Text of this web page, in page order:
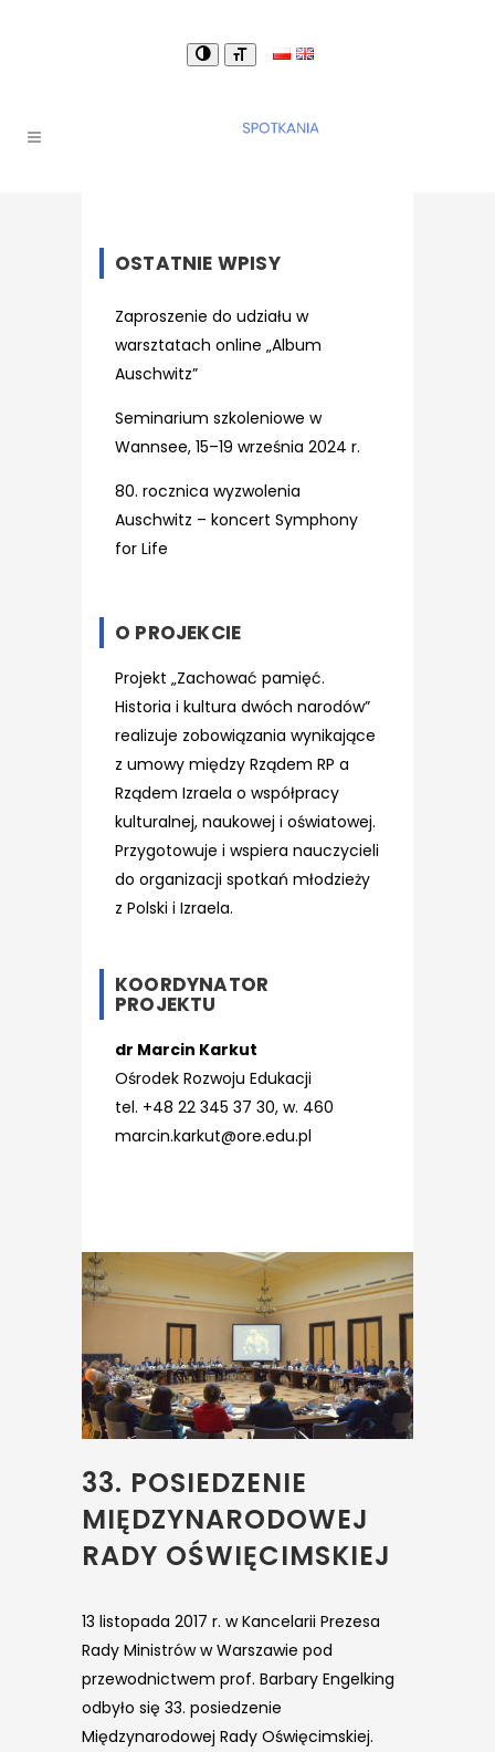
OSTATNIE WPISY
Zaproszenie do udziału w
warsztatach online „Album
Auschwitz”
Seminarium szkoleniowe w
Wannsee, 15–19 września 2024 r.
80. rocznica wyzwolenia
Auschwitz – koncert Symphony
for Life
O PROJEKCIE
Projekt „Zachować pamięć.
Historia i kultura dwóch narodów”
realizuje zobowiązania wynikające
z umowy między Rządem RP a
Rządem Izraela o współpracy
kulturalnej, naukowej i oświatowej.
Przygotowuje i wspiera nauczycieli
do organizacji spotkań młodzieży
z Polski i Izraela.
KOORDYNATOR
PROJEKTU
dr Marcin Karkut
Ośrodek Rozwoju Edukacji
tel. +48 22 345 37 30, w. 460
marcin.karkut@ore.edu.pl
33. POSIEDZENIE
MIĘDZYNARODOWEJ
RADY OŚWIĘCIMSKIEJ
13 listopada 2017 r. w Kancelarii Prezesa
Rady Ministrów w Warszawie pod
przewodnictwem prof. Barbary Engelking
odbyło się 33. posiedzenie
Międzynarodowej Rady Oświęcimskiej.